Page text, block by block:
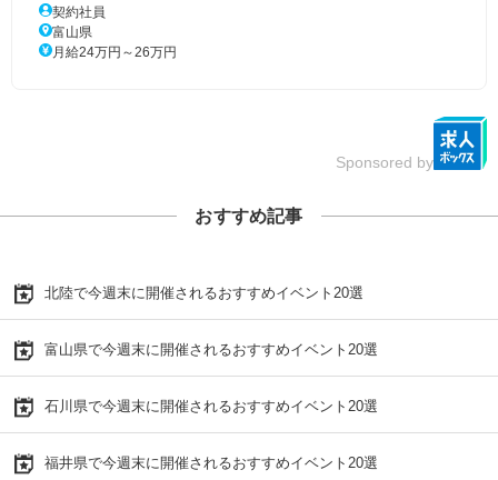
契約社員
富山県
月給24万円～26万円
Sponsored by
おすすめ記事
北陸で今週末に開催されるおすすめイベント20選
富山県で今週末に開催されるおすすめイベント20選
石川県で今週末に開催されるおすすめイベント20選
福井県で今週末に開催されるおすすめイベント20選